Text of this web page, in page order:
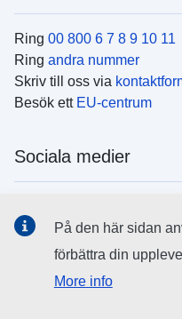
Ring 00 800 6 7 8 9 10 11
Ring andra nummer
Skriv till oss via
Besök ett EU-centrum
Sociala medier
EU:s institutioner och
På den här sidan
förbättra din
More info